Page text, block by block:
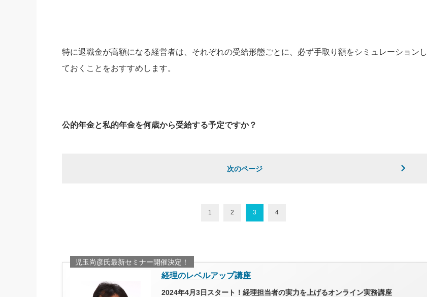
特に退職金が高額になる経営者は、それぞれの受給形態ごとに、必ず手取り額をシミュレーションし
ておくことをおすすめします。
公的年金と私的年金を何歳から受給する予定ですか？
次のページ
1 2 3 4
児玉尚彦氏最新セミナー開催決定！
経理のレベルアップ講座
2024年4月3日スタート！経理担当者の実力を上げるオンライン実務講座